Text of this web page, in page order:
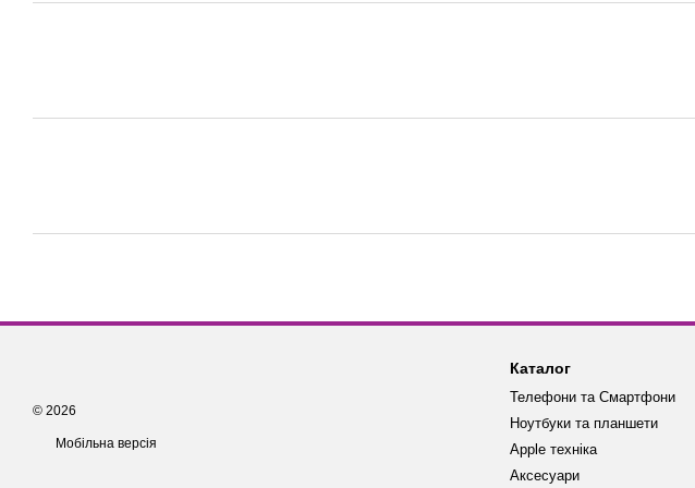
© 2026
Мобільна версія
Каталог
Телефони та Смартфони
Ноутбуки та планшети
Apple техніка
Аксесуари